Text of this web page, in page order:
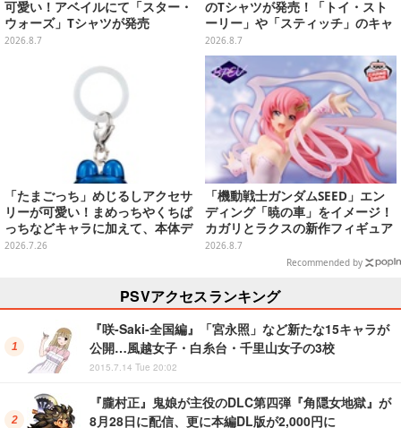
可愛い！アベイルにて「スター・
ウォーズ」Tシャツが発売
2026.8.7
のTシャツが発売！「トイ・スト
ーリー」や「スティッチ」のキャ
ラを刺しゅうでデザイン
2026.8.7
「たまごっち」めじるしアクセサ
リーが可愛い！まめっちやくちぱ
っちなどキャラに加えて、本体デ
ザイン含む全10種
2026.7.26
「機動戦士ガンダムSEED」エン
ディング「暁の車」をイメージ！
カガリとラクスの新作フィギュア
がプライズに
2026.8.7
Recommended by
PSVアクセスランキング
『咲-Saki-全国編』「宮永照」など新たな15キャラが
公開…風越女子・白糸台・千里山女子の3校
2015.7.14 Tue 20:02
『朧村正』鬼娘が主役のDLC第四弾『角隠女地獄』が
8月28日に配信、更に本編DL版が2,000円に